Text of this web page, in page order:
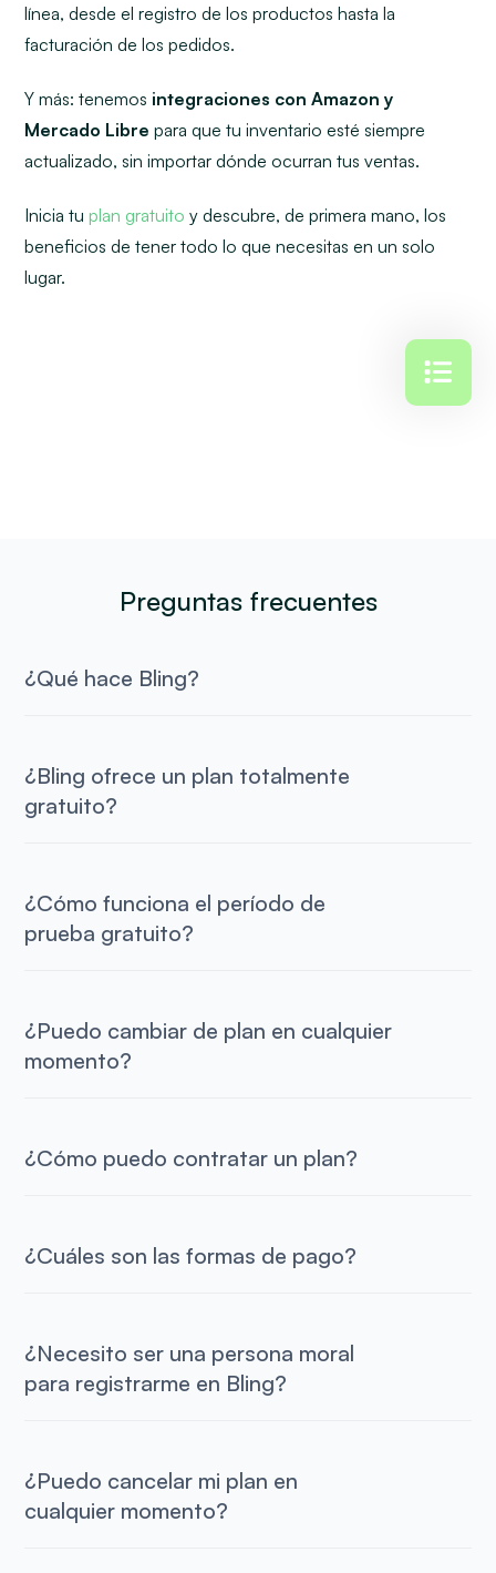
línea, desde el registro de los productos hasta la
facturación de los pedidos.
Y más: tenemos integraciones con Amazon y
Mercado Libre para que tu inventario esté siempre
actualizado, sin importar dónde ocurran tus ventas.
Inicia tuplan gratuito y descubre, de primera mano, los
beneficios de tener todo lo que necesitas en un solo
lugar.
Preguntas frecuentes
¿Qué hace Bling?
¿Bling ofrece un plan totalmente
gratuito?
¿Cómo funciona el período de
prueba gratuito?
¿Puedo cambiar de plan en cualquier
momento?
¿Cómo puedo contratar un plan?
¿Cuáles son las formas de pago?
¿Necesito ser una persona moral
para registrarme en Bling?
¿Puedo cancelar mi plan en
cualquier momento?